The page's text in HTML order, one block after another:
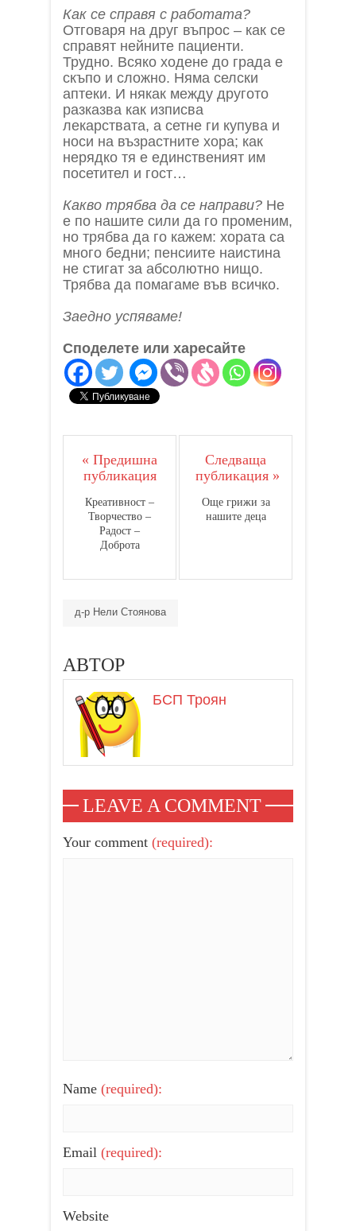
Как се справя с работата?
Отговаря на друг въпрос – как се
справят нейните пациенти.
Трудно. Всяко ходене до града е
скъпо и сложно. Няма селски
аптеки. И някак между другото
разказва как изписва
лекарствата, а сетне ги купува и
носи на възрастните хора; как
нерядко тя е единственият им
посетител и гост…
Какво трябва да се направи? Не
е по нашите сили да го променим,
но трябва да го кажем: хората са
много бедни; пенсиите наистина
не стигат за абсолютно нищо.
Трябва да помагаме във всичко.
Заедно успяваме!
Споделете или харесайте
« Предишна
публикация
Креативност –
Творчество –
Радост –
Доброта
Следваща
публикация »
Още грижи за
нашите деца
д-р Нели Стоянова
АВТОР
БСП Троян
LEAVE A COMMENT
Your comment (required):
Name (required):
Email (required):
Website